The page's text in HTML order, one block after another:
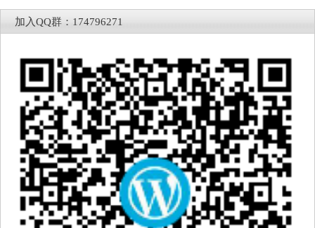
加入QQ群：174796271